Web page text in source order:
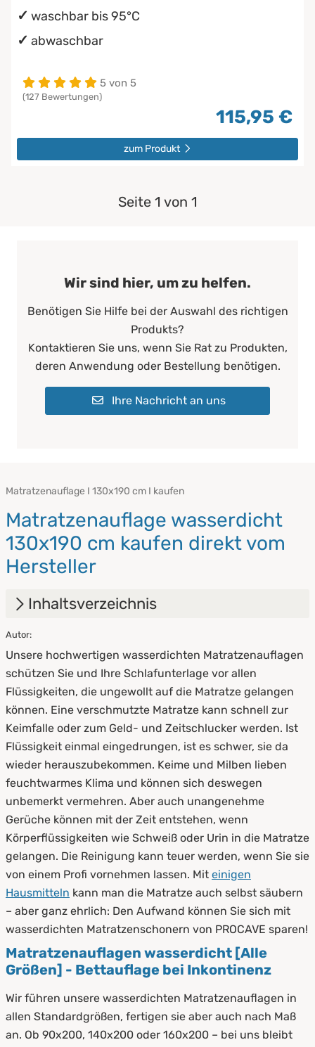
waschbar bis 95°C
abwaschbar
5 von 5
(127 Bewertungen)
115,95 €
zum Produkt
Seite 1 von 1
Wir sind hier, um zu helfen.
Benötigen Sie Hilfe bei der Auswahl des richtigen
Produkts?
Kontaktieren Sie uns, wenn Sie Rat zu Produkten,
deren Anwendung oder Bestellung benötigen.
Ihre Nachricht an uns
Matratzenauflage I 130x190 cm I kaufen
Matratzenauflage wasserdicht
130x190 cm kaufen direkt vom
Hersteller
Inhaltsverzeichnis
1.
Größen] - Bettauflage bei Inkontinenz
2. Wer profitiert von wasserdichten
Matratzenauflagen?
2.1 Inkontinente
2.2 Schwangere
2.4 Haustiere
2.5 Kranken- und Altenpfleger
3. Vorteile wasserdichter Matratzenauflagen
4. Anwendung von wasserdichten
Matratzenauflagen
5. Diese Arten haben wir im Sortiment
5.2 Matratzenbezüge
Autor:
Unsere hochwertigen wasserdichten Matratzenauflagen
schützen Sie und Ihre Schlafunterlage vor allen
Flüssigkeiten, die ungewollt auf die Matratze gelangen
können. Eine verschmutzte Matratze kann schnell zur
Keimfalle oder zum Geld- und Zeitschlucker werden. Ist
Flüssigkeit einmal eingedrungen, ist es schwer, sie da
wieder herauszubekommen. Keime und Milben lieben
feuchtwarmes Klima und können sich deswegen
unbemerkt vermehren. Aber auch unangenehme
Gerüche können mit der Zeit entstehen, wenn
Körperflüssigkeiten wie Schweiß oder Urin in die Matratze
gelangen. Die Reinigung kann teuer werden, wenn Sie sie
von einem Profi vornehmen lassen. Mit einigen
Hausmitteln kann man die Matratze auch selbst säubern
– aber ganz ehrlich: Den Aufwand können Sie sich mit
wasserdichten Matratzenschonern von PROCAVE sparen!
Matratzenauflagen wasserdicht [Alle
Größen] - Bettauflage bei Inkontinenz
Wir führen unsere wasserdichten Matratzenauflagen in
allen Standardgrößen, fertigen sie aber auch nach Maß
an. Ob 90x200, 140x200 oder 160x200 – bei uns bleibt